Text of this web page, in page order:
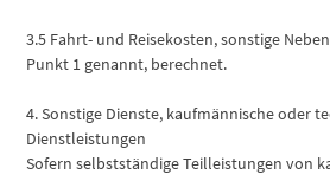
3.5 Fahrt- und Reisekosten, sonstige
Punkt 1 genannt, berechnet.
4. Sonstige Dienste, kaufmännische oder
Dienstleistungen
Sofern selbstständige Teilleistungen von